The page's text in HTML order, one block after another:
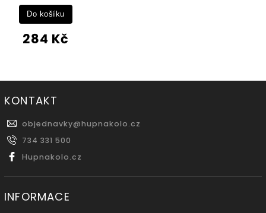
284 Kč
Do košíku
KONTAKT
objednavky@hupnakolo.cz
734 331 500
Hupnakolo.cz
INFORMACE